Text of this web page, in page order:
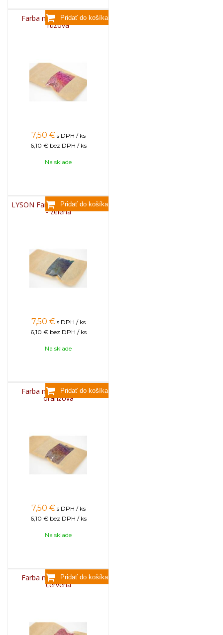
Farba na sviečky, 25g -
ružová
7,50 € s DPH / ks
6,10 € bez DPH / ks
Na sklade
LYSON Farba na sviečky, 25g
- zelená
7,50 € s DPH / ks
6,10 € bez DPH / ks
Na sklade
Farba na sviečky, 25g -
oranžová
7,50 € s DPH / ks
6,10 € bez DPH / ks
Na sklade
Farba na sviečky, 25g -
červená